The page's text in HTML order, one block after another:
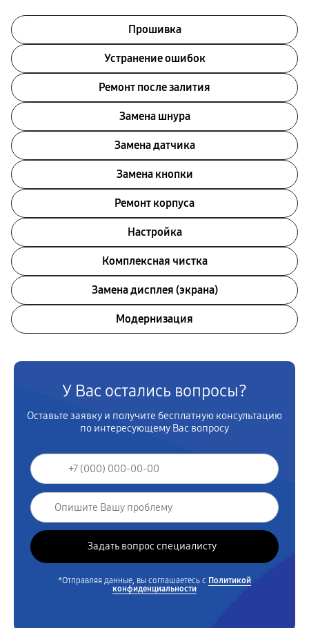
Прошивка
Устранение ошибок
Ремонт после залития
Замена шнура
Замена датчика
Замена кнопки
Ремонт корпуса
Настройка
Комплексная чистка
Замена дисплея (экрана)
Модернизация
У Вас остались вопросы?
Оставьте заявку и получите бесплатную консультацию
по интересующему Вас вопросу
*Отправляя данные, вы соглашаетесь с Политикой
конфиденциальности